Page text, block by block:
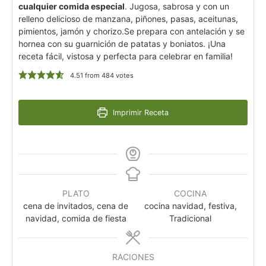
cualquier comida especial. Jugosa, sabrosa y con un
relleno delicioso de manzana, piñones, pasas, aceitunas,
pimientos, jamón y chorizo.Se prepara con antelación y se
hornea con su guarnición de patatas y boniatos. ¡Una
receta fácil, vistosa y perfecta para celebrar en familia!
4.51 from 484votes
Imprimir Receta
PLATO
cena de invitados, cena de
navidad, comida de fiesta
COCINA
cocina navidad, festiva,
Tradicional
RACIONES